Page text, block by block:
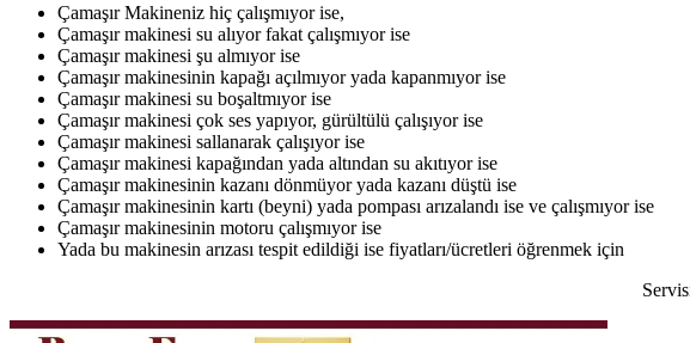
Çamaşır Makineniz hiç çalışmıyor ise,
Çamaşır makinesi su alıyor fakat çalışmıyor ise
Çamaşır makinesi şu almıyor ise
Çamaşır makinesinin kapağı açılmıyor yada kapanmıyor ise
Çamaşır makinesi su boşaltmıyor ise
Çamaşır makinesi çok ses yapıyor, gürültülü çalışıyor ise
Çamaşır makinesi sallanarak çalışıyor ise
Çamaşır makinesi kapağından yada altından su akıtıyor ise
Çamaşır makinesinin kazanı dönmüyor yada kazanı düştü ise
Çamaşır makinesinin kartı (beyni) yada pompası arızalandı ise ve çalışmıyor ise
Çamaşır makinesinin motoru çalışmıyor ise
Yada bu makinesin arızası tespit edildiği ise fiyatları/ücretleri öğrenmek için